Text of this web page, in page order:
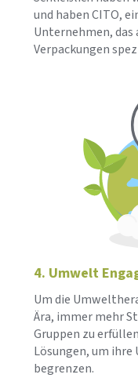
und haben CITO,
Unternehmen, das
Verpackungen
4. Umwelt
Um die
Ära, immer mehr
Gruppen zu
Lösungen, um
begrenzen.